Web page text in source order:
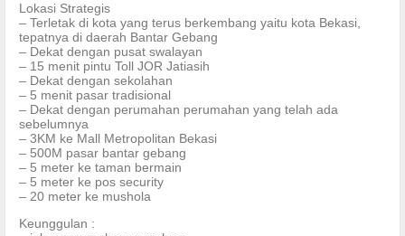
Lokasi Strategis
– Terletak di kota yang terus berkembang yaitu kota Bekasi,
tepatnya di daerah Bantar Gebang
– Dekat dengan pusat swalayan
– 15 menit pintu Toll JOR Jatiasih
– Dekat dengan sekolahan
– 5 menit pasar tradisional
– Dekat dengan perumahan perumahan yang telah ada
sebelumnya
– 3KM ke Mall Metropolitan Bekasi
– 500M pasar bantar gebang
– 5 meter ke taman bermain
– 5 meter ke pos security
– 20 meter ke mushola
Keunggulan :